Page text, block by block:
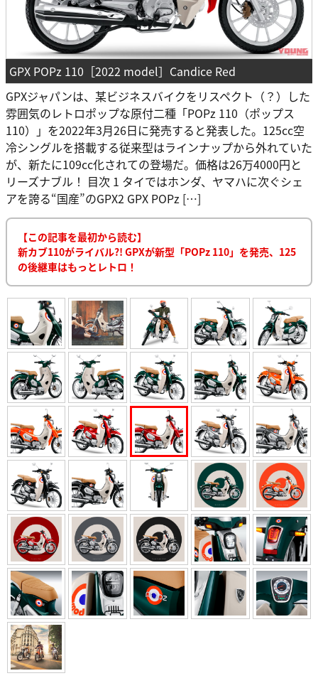
GPX POPz 110［2022 model］Candice Red
GPXジャパンは、某ビジネスバイクをリスペクト（？）した
雰囲気のレトロポップな原付二種「POPz 110（ポップス
110）」を2022年3月26日に発売すると発表した。125cc空
冷シングルを搭載する従来型はラインナップから外れていた
が、新たに109cc化されての登場だ。価格は26万4000円と
リーズナブル！ 目次 1 タイではホンダ、ヤマハに次ぐシェ
アを誇る“国産”のGPX2 GPX POPz […]
【この記事を最初から読む】
新カブ110がライバル?! GPXが新型「POPz 110」を発売、125
の後継車はもっとレトロ！